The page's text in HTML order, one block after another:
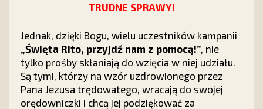
TRUDNE SPRAWY!
Jednak, dzięki Bogu, wielu uczestników kampanii
„Święta Rito, przyjdź nam z pomocą!” , nie
tylko prośby skłaniają do wzięcia w niej udziału.
Są tymi, którzy na wzór uzdrowionego przez
Pana Jezusa trędowatego, wracają do swojej
orędowniczki i chcą jej podziękować za